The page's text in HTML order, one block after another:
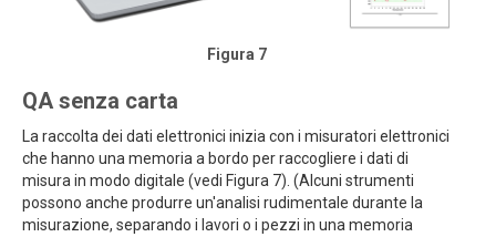
Figura 7
QA senza carta
La raccolta dei dati elettronici inizia con i misuratori elettronici
che hanno una memoria a bordo per raccogliere i dati di
misura in modo digitale (vedi Figura 7). (Alcuni strumenti
possono anche produrre un'analisi rudimentale durante la
misurazione, separando i lavori o i pezzi in una memoria